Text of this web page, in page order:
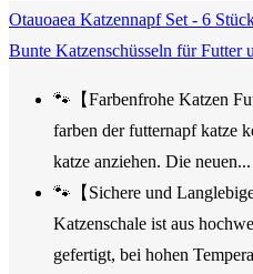
Otauoaea Katzennapf Set - 6
Bunte Katzenschüsseln für Futter
🐾【Farbenfrohe Katzen
farben der futternapf katze
katze anziehen. Die neuen...
🐾【Sichere und
Katzenschale ist aus
gefertigt, bei hohen